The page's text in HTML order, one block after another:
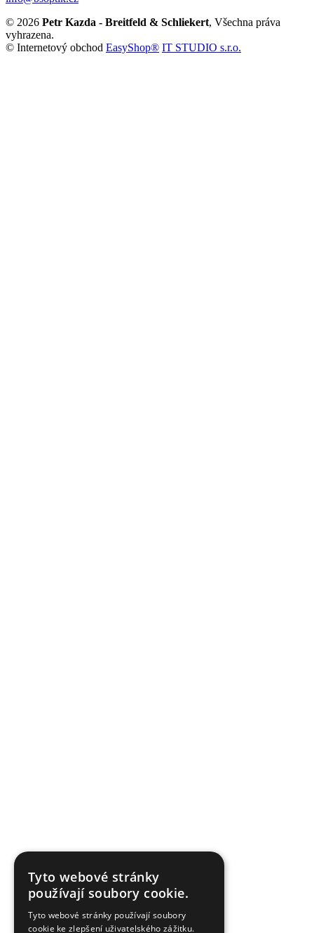
© 2026 Petr Kazda - Breitfeld & Schliekert, Všechna práva
vyhrazena.
© Internetový obchod EasyShop® IT STUDIO s.r.o.
Tyto webové stránky
používají soubory cookie.
Tyto webové stránky používají soubory
cookie ke zlepšení uživatelského zážitku.